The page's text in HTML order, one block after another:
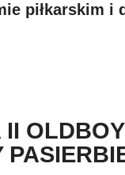
piłkarskim i